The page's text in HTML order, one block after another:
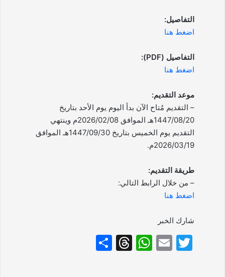
التفاصيل:
اضغط هنا
التفاصيل (PDF):
اضغط هنا
موعد التقديم:
– التقديم مُتاح الآن بدأ اليوم يوم الأحد بتاريخ
1447/08/20هـ الموافق 2026/02/08م وينتهي
التقديم يوم الخميس بتاريخ 1447/09/30هـ الموافق
2026/03/19م.
طريقة التقديم:
– من خلال الرابط التالي:
اضغط هنا
شارك الخبر
T
E
W
T